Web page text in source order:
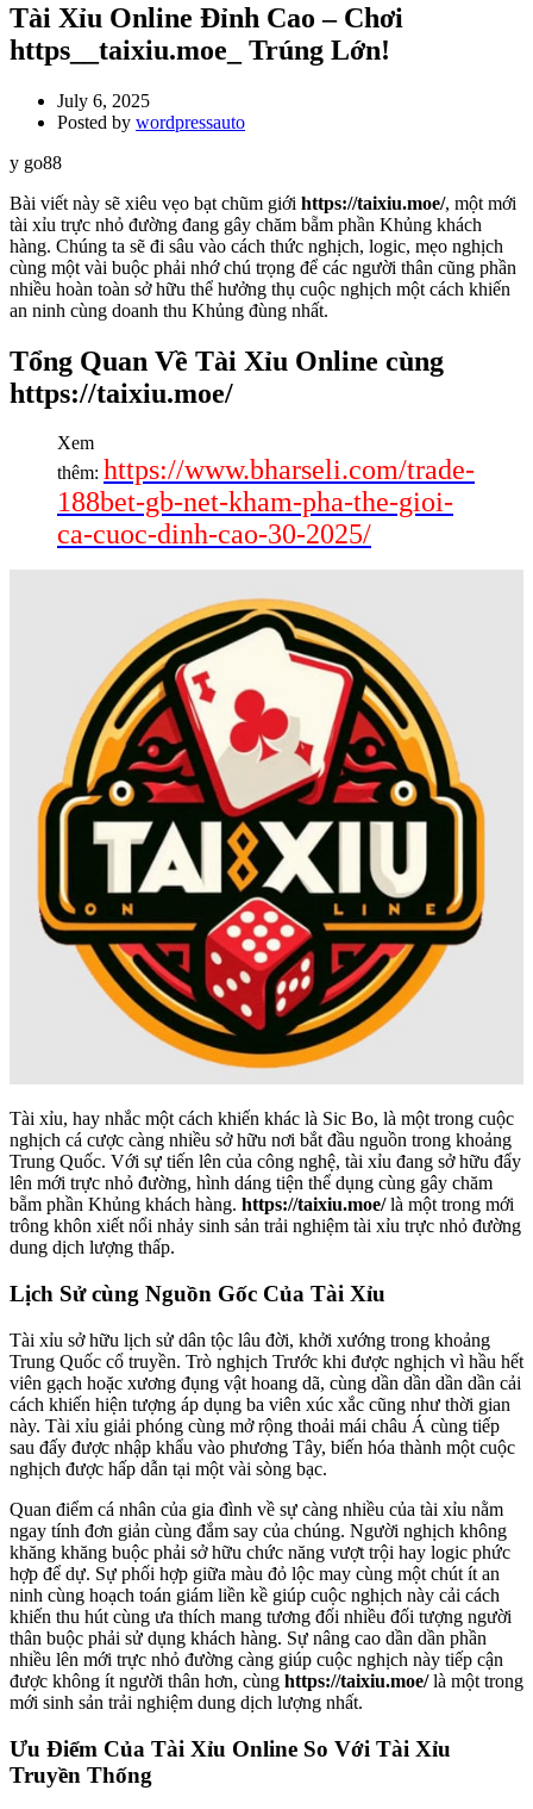
Tài Xỉu Online Đỉnh Cao – Chơi
https__taixiu.moe_ Trúng Lớn!
July 6, 2025
Posted by wordpressauto
y go88
Bài viết này sẽ xiêu vẹo bạt chũm giới https://taixiu.moe/, một mới
tài xỉu trực nhỏ đường đang gây chăm bẵm phần Khủng khách
hàng. Chúng ta sẽ đi sâu vào cách thức nghịch, logic, mẹo nghịch
cùng một vài buộc phải nhớ chú trọng để các người thân cũng phần
nhiều hoàn toàn sở hữu thể hưởng thụ cuộc nghịch một cách khiến
an ninh cùng doanh thu Khủng đùng nhất.
Tổng Quan Về Tài Xỉu Online cùng
https://taixiu.moe/
Xem
thêm: https://www.bharseli.com/trade-
188bet-gb-net-kham-pha-the-gioi-
ca-cuoc-dinh-cao-30-2025/
Tài xỉu, hay nhắc một cách khiến khác là Sic Bo, là một trong cuộc
nghịch cá cược càng nhiều sở hữu nơi bắt đầu nguồn trong khoảng
Trung Quốc. Với sự tiến lên của công nghệ, tài xỉu đang sở hữu đẩy
lên mới trực nhỏ đường, hình dáng tiện thể dụng cùng gây chăm
bẵm phần Khủng khách hàng. https://taixiu.moe/là một trong mới
trông khôn xiết nổi nhảy sinh sản trải nghiệm tài xỉu trực nhỏ đường
dung dịch lượng thấp.
Lịch Sử cùng Nguồn Gốc Của Tài Xỉu
Tài xỉu sở hữu lịch sử dân tộc lâu đời, khởi xướng trong khoảng
Trung Quốc cổ truyền. Trò nghịch Trước khi được nghịch vì hầu hết
viên gạch hoặc xương đụng vật hoang dã, cùng dần dần dần dần cải
cách khiến hiện tượng áp dụng ba viên xúc xắc cũng như thời gian
này. Tài xỉu giải phóng cùng mở rộng thoải mái châu Á cùng tiếp
sau đấy được nhập khẩu vào phương Tây, biến hóa thành một cuộc
nghịch được hấp dẫn tại một vài sòng bạc.
Quan điểm cá nhân của gia đình về sự càng nhiều của tài xỉu nằm
ngay tính đơn giản cùng đắm say của chúng. Người nghịch không
khăng khăng buộc phải sở hữu chức năng vượt trội hay logic phức
hợp để dự. Sự phối hợp giữa màu đỏ lộc may cùng một chút ít an
ninh cùng hoạch toán giám liền kề giúp cuộc nghịch này cải cách
khiến thu hút cùng ưa thích mang tương đối nhiều đối tượng người
thân buộc phải sử dụng khách hàng. Sự nâng cao dần dần phần
nhiều lên mới trực nhỏ đường càng giúp cuộc nghịch này tiếp cận
được không ít người thân hơn, cùng https://taixiu.moe/là một trong
mới sinh sản trải nghiệm dung dịch lượng nhất.
Ưu Điểm Của Tài Xỉu Online So Với Tài Xỉu
Truyền Thống